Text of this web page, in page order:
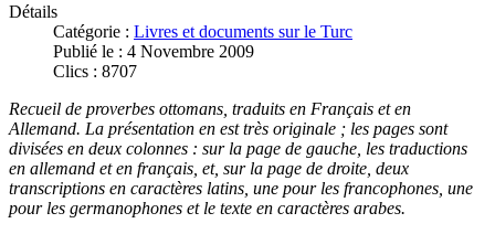
Détails
Catégorie : Livres et documents sur le Turc
Publié le : 4 Novembre 2009
Clics : 8707
Recueil de proverbes ottomans, traduits en Français et en
Allemand. La présentation en est très originale ; les pages sont
divisées en deux colonnes : sur la page de gauche, les traductions
en allemand et en français, et, sur la page de droite, deux
transcriptions en caractères latins, une pour les francophones, une
pour les germanophones et le texte en caractères arabes.